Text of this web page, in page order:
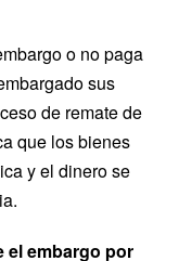
o no paga
sus
de remate de
que los bienes
y el dinero se
el embargo por